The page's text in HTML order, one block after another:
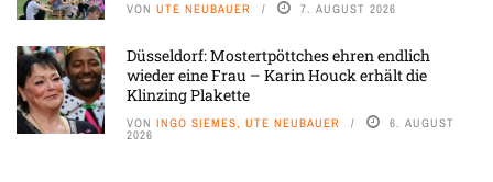
VON UTE NEUBAUER 7. AUGUST 2026
Düsseldorf: Mostertpöttches ehren endlich
wieder eine Frau – Karin Houck erhält die
Klinzing Plakette
VON INGO SIEMES, UTE NEUBAUER 6. AUGUST
2026